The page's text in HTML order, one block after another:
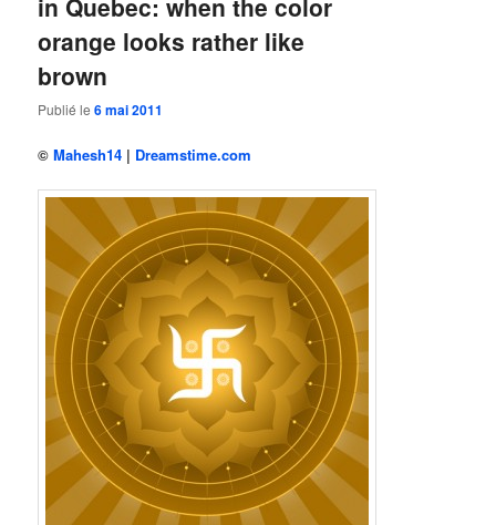
orange looks rather like
brown
Publié le6 mai 2011
©Mahesh14 | Dreamstime.com